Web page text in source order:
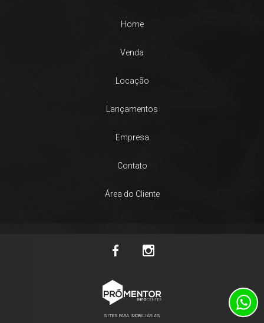
Home
Venda
Locação
Lançamentos
Empresa
Contato
Área do Cliente
SITES PARA IMOBILIÁRIAS